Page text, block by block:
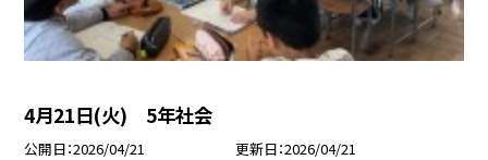
4月21日(火) 5年社会
公開日 2026/04/21 更新日 2026/04/21